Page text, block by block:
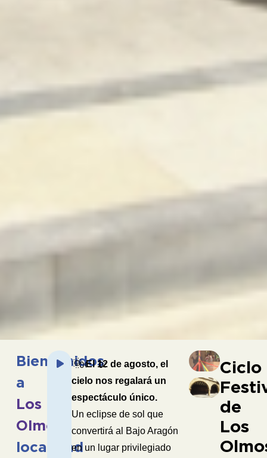
Bienvenidos
a
Los
Olmos
localidad
Reproductor
de
00:0003:37
🌞El 12 de agosto, el
cielo nos regalará un
espectáculo único.
Un eclipse de sol que
convertirá al Bajo Aragón
en un lugar privilegiado
Ciclo
de
Los